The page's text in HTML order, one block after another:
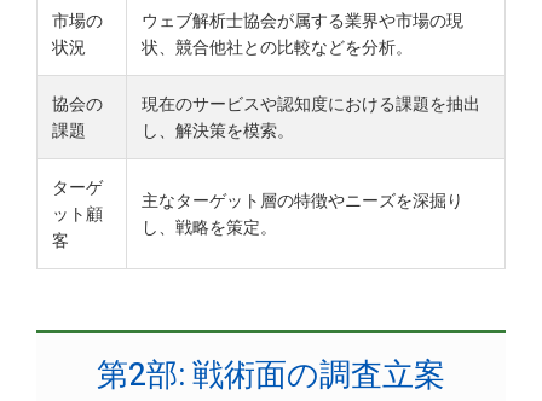
市場の
状況
ウェブ解析士協会が属する業界や市場の現
状、競合他社との比較などを分析。
協会の
課題
現在のサービスや認知度における課題を抽出
し、解決策を模索。
ターゲ
ット顧
客
主なターゲット層の特徴やニーズを深掘り
し、戦略を策定。
第2部: 戦術面の調査立案